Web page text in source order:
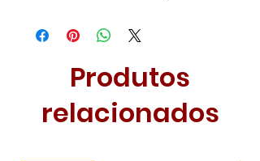
Produtos
relacionados